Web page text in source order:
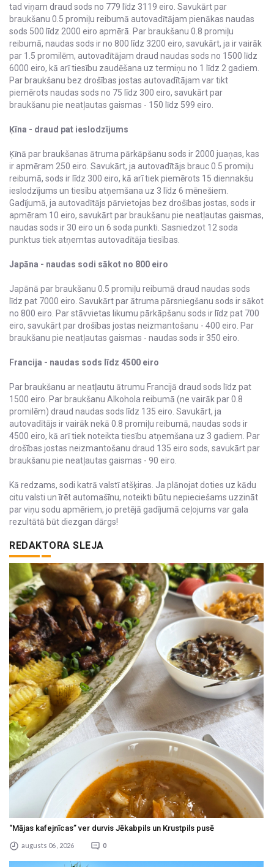
tad viņam draud sods no 779 līdz 3119 eiro. Savukārt par
braukšanu 0.5 promiļu reibumā autovadītājam pienākas naudas
sods 500 līdz 2000 eiro apmērā. Par braukšanu 0.8 promiļu
reibumā, naudas sods ir no 800 līdz 3200 eiro, savukārt, ja ir vairāk
par 1.5 promilēm, autovadītājam draud naudas sods no 1500 līdz
6000 eiro, kā arī tiesību zaudēšana uz termiņu no 1 līdz 2 gadiem.
Par braukšanu bez drošības jostas autovadītājam var tikt
piemērots naudas sods no 75 līdz 300 eiro, savukārt par
braukšanu pie neatļautas gaismas - 150 līdz 599 eiro.
Ķīna - draud pat ieslodzījums
Ķīnā par braukšanas ātruma pārkāpšanu sods ir 2000 juaņas, kas
ir apmēram 250 eiro. Savukārt, ja autovadītājs brauc 0.5 promiļu
reibumā, sods ir līdz 300 eiro, kā arī tiek piemērots 15 diennakšu
ieslodzījums un tiesību atņemšana uz 3 līdz 6 mēnešiem.
Gadījumā, ja autovadītājs pārvietojas bez drošības jostas, sods ir
apmēram 10 eiro, savukārt par braukšanu pie neatļautas gaismas,
naudas sods ir 30 eiro un 6 soda punkti. Sasniedzot 12 soda
punktus tiek atņemtas autovadītāja tiesības.
Japāna - naudas sodi sākot no 800 eiro
Japānā par braukšanu 0.5 promiļu reibumā draud naudas sods
līdz pat 7000 eiro. Savukārt par ātruma pārsniegšanu sods ir sākot
no 800 eiro. Par stāvvietas likumu pārkāpšanu sods ir līdz pat 700
eiro, savukārt par drošības jostas neizmantošanu - 400 eiro. Par
braukšanu pie neatļautas gaismas - naudas sods ir 350 eiro.
Francija - naudas sods līdz 4500 eiro
Par braukšanu ar neatļautu ātrumu Francijā draud sods līdz pat
1500 eiro. Par braukšanu Alkohola reibumā (ne vairāk par 0.8
promilēm) draud naudas sods līdz 135 eiro. Savukārt, ja
autovadītājs ir vairāk nekā 0.8 promiļu reibumā, naudas sods ir
4500 eiro, kā arī tiek noteikta tiesību atņemšana uz 3 gadiem. Par
drošības jostas neizmantošanu draud 135 eiro sods, savukārt par
braukšanu pie neatļautas gaismas - 90 eiro.
Kā redzams, sodi katrā valstī atšķiras. Ja plānojat doties uz kādu
citu valsti un īrēt automašīnu, noteikti būtu nepieciešams uzzināt
par viņu sodu apmēriem, jo pretējā gadījumā ceļojums var gala
rezultātā būt diezgan dārgs!
REDAKTORA SLEJA
“Mājas kafejnīcas” ver durvis Jēkabpils un Krustpils pusē
augusts 06 , 2026 0